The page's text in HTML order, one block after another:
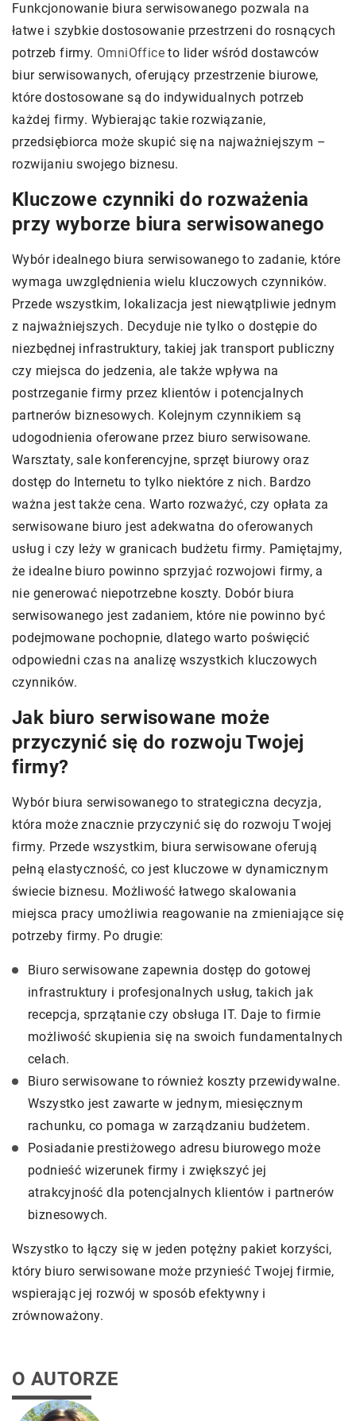
Funkcjonowanie biura serwisowanego pozwala na
łatwe i szybkie dostosowanie przestrzeni do rosnących
potrzeb firmy. OmniOffice to lider wśród dostawców
biur serwisowanych, oferujący przestrzenie biurowe,
które dostosowane są do indywidualnych potrzeb
każdej firmy. Wybierając takie rozwiązanie,
przedsiębiorca może skupić się na najważniejszym –
rozwijaniu swojego biznesu.
Kluczowe czynniki do rozważenia
przy wyborze biura serwisowanego
Wybór idealnego biura serwisowanego to zadanie, które
wymaga uwzględnienia wielu kluczowych czynników.
Przede wszystkim, lokalizacja jest niewątpliwie jednym
z najważniejszych. Decyduje nie tylko o dostępie do
niezbędnej infrastruktury, takiej jak transport publiczny
czy miejsca do jedzenia, ale także wpływa na
postrzeganie firmy przez klientów i potencjalnych
partnerów biznesowych. Kolejnym czynnikiem są
udogodnienia oferowane przez biuro serwisowane.
Warsztaty, sale konferencyjne, sprzęt biurowy oraz
dostęp do Internetu to tylko niektóre z nich. Bardzo
ważna jest także cena. Warto rozważyć, czy opłata za
serwisowane biuro jest adekwatna do oferowanych
usług i czy leży w granicach budżetu firmy. Pamiętajmy,
że idealne biuro powinno sprzyjać rozwojowi firmy, a
nie generować niepotrzebne koszty. Dobór biura
serwisowanego jest zadaniem, które nie powinno być
podejmowane pochopnie, dlatego warto poświęcić
odpowiedni czas na analizę wszystkich kluczowych
czynników.
Jak biuro serwisowane może
przyczynić się do rozwoju Twojej
firmy?
Wybór biura serwisowanego to strategiczna decyzja,
która może znacznie przyczynić się do rozwoju Twojej
firmy. Przede wszystkim, biura serwisowane oferują
pełną elastyczność, co jest kluczowe w dynamicznym
świecie biznesu. Możliwość łatwego skalowania
miejsca pracy umożliwia reagowanie na zmieniające się
potrzeby firmy. Po drugie:
Biuro serwisowane zapewnia dostęp do gotowej
infrastruktury i profesjonalnych usług, takich jak
recepcja, sprzątanie czy obsługa IT. Daje to firmie
możliwość skupienia się na swoich fundamentalnych
celach.
Biuro serwisowane to również koszty przewidywalne.
Wszystko jest zawarte w jednym, miesięcznym
rachunku, co pomaga w zarządzaniu budżetem.
Posiadanie prestiżowego adresu biurowego może
podnieść wizerunek firmy i zwiększyć jej
atrakcyjność dla potencjalnych klientów i partnerów
biznesowych.
Wszystko to łączy się w jeden potężny pakiet korzyści,
który biuro serwisowane może przynieść Twojej firmie,
wspierając jej rozwój w sposób efektywny i
zrównoważony.
O AUTORZE